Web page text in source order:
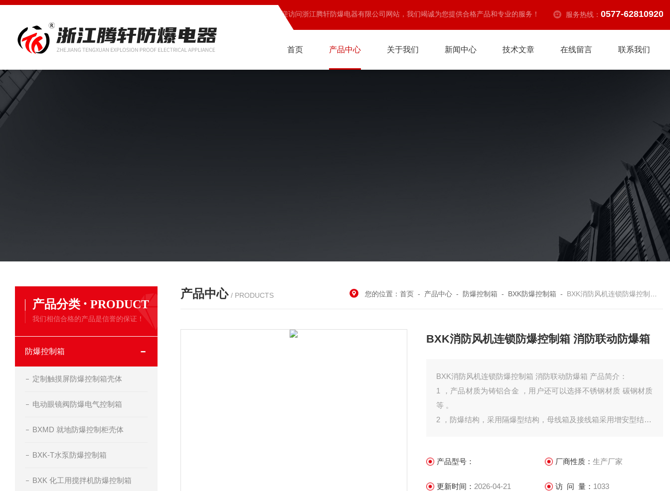
欢迎访问浙江腾轩防爆电器有限公司网站，我们竭诚为您提供合格产品和专业的服务！ 服务热线： 0577-62810920
首页 产品中心 关于我们 新闻中心 技术文章 在线留言 联系我们
产品分类 · PRODUCT
我们相信合格的产品是信誉的保证！
防爆控制箱
定制触摸屏防爆控制箱壳体
电动眼镜阀防爆电气控制箱
BXMD 就地防爆控制柜壳体
BXK-T水泵防爆控制箱
BXK 化工用搅拌机防爆控制箱
产品中心 / PRODUCTS 您的位置：首页 - 产品中心 - 防爆控制箱 - BXK防爆控制箱 - BXK消防风机连锁防爆控制箱 消防联动防爆箱
BXK消防风机连锁防爆控制箱 消防联动防爆箱
BXK消防风机连锁防爆控制箱 消防联动防爆箱 产品简介：
1 ，产品材质为铸铝合金 ，用户还可以选择不锈钢材质 碳钢材质
等 。
2 ，防爆结构，采用隔爆型结构，母线箱及接线箱采用增安型结构
产品型号： 厂商性质： 生产厂家
更新时间： 2026-04-21 访 问 量： 1033